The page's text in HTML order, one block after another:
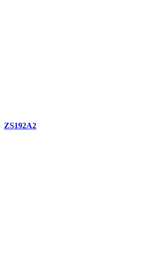
ZS192A2